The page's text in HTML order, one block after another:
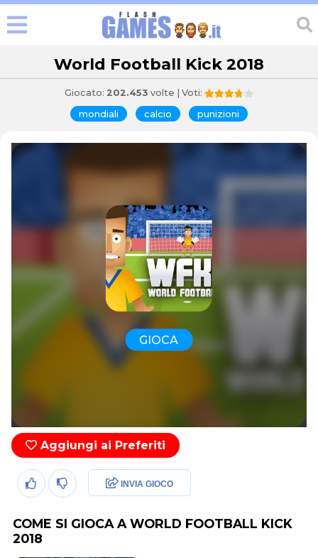
World Football Kick 2018
Giocato: 202.453 volte | Voti:
mondiali calcio punizioni
GIOCA
Aggiungi ai Preferiti
INVIA GIOCO
COME SI GIOCA A WORLD FOOTBALL KICK
2018